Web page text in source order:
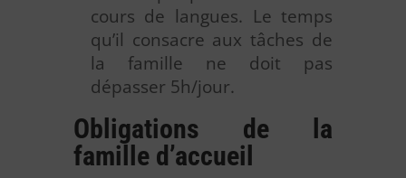
cours de langues. Le temps
qu’il consacre aux tâches de
la famille ne doit pas
dépasser 5h/jour.
Obligations de la
famille d’accueil